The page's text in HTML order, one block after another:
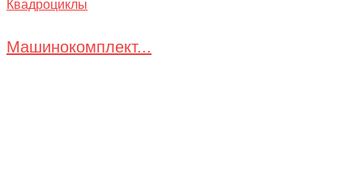
Квадроциклы
Машинокомплект...